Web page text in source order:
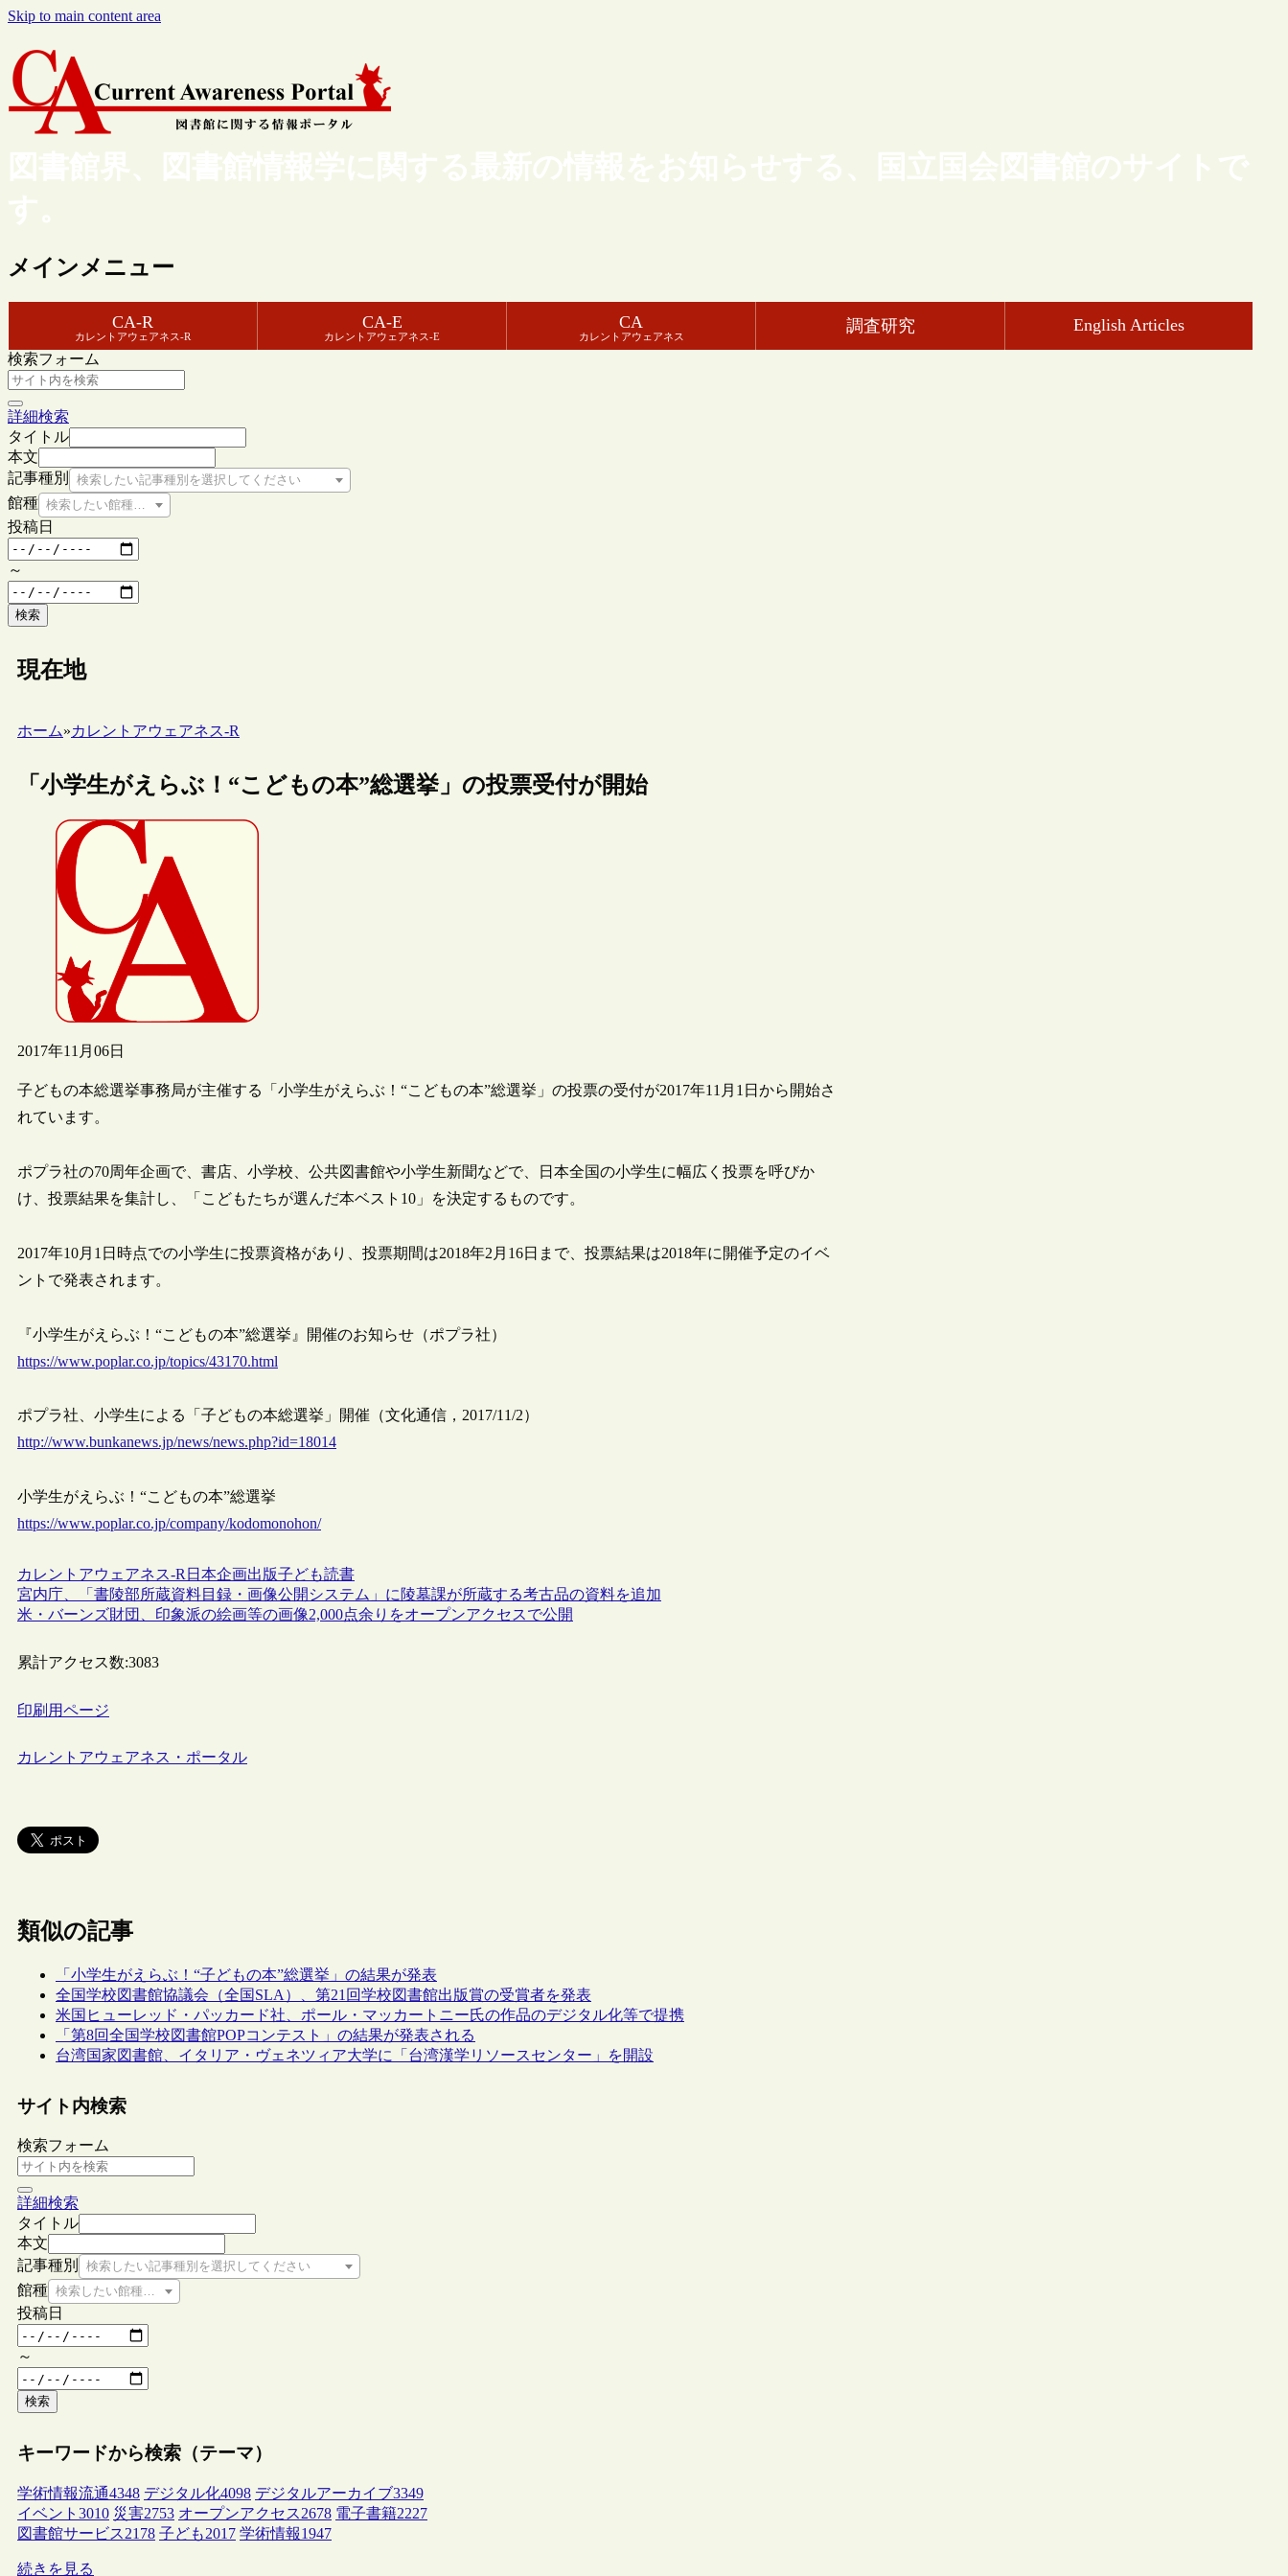
Skip to main content area
図書館界、図書館情報学に関する最新の情報をお知らせする、国立国会図書館のサイトで
す。
メインメニュー
CA-R
カレントアウェアネス-R
CA-E
カレントアウェアネス-E
CA
カレントアウェアネス
調査研究 English Articles
検索フォーム
詳細検索
タイトル
本文
記事種別
検索したい記事種別を選択してください
館種 検索したい館種を選択してください
投稿日
～
検索
現在地
ホーム»カレントアウェアネス-R
「小学生がえらぶ！“こどもの本”総選挙」の投票受付が開始
2017年11月06日
子どもの本総選挙事務局が主催する「小学生がえらぶ！“こどもの本”総選挙」の投票の受付が2017年11月1日から開始さ
れています。
ポプラ社の70周年企画で、書店、小学校、公共図書館や小学生新聞などで、日本全国の小学生に幅広く投票を呼びか
け、投票結果を集計し、「こどもたちが選んだ本ベスト10」を決定するものです。
2017年10月1日時点での小学生に投票資格があり、投票期間は2018年2月16日まで、投票結果は2018年に開催予定のイベ
ントで発表されます。
『小学生がえらぶ！“こどもの本”総選挙』開催のお知らせ（ポプラ社）
https://www.poplar.co.jp/topics/43170.html
ポプラ社、小学生による「子どもの本総選挙」開催（文化通信，2017/11/2）
http://www.bunkanews.jp/news/news.php?id=18014
小学生がえらぶ！“こどもの本”総選挙
https://www.poplar.co.jp/company/kodomonohon/
カレントアウェアネス-R 日本企画出版子ども読書
宮内庁、「書陵部所蔵資料目録・画像公開システム」に陵墓課が所蔵する考古品の資料を追加
米・バーンズ財団、印象派の絵画等の画像2,000点余りをオープンアクセスで公開
累計アクセス数:3083
印刷用ページ
カレントアウェアネス・ポータル
類似の記事
「小学生がえらぶ！“子どもの本”総選挙」の結果が発表
全国学校図書館協議会（全国SLA）、第21回学校図書館出版賞の受賞者を発表
米国ヒューレッド・パッカード社、ポール・マッカートニー氏の作品のデジタル化等で提携
「第8回全国学校図書館POPコンテスト」の結果が発表される
台湾国家図書館、イタリア・ヴェネツィア大学に「台湾漢学リソースセンター」を開設
サイト内検索
検索フォーム
詳細検索
タイトル
本文
記事種別
検索したい記事種別を選択してください
館種 検索したい館種を選択してください
投稿日
～
検索
キーワードから検索（テーマ）
学術情報流通4348 デジタル化4098 デジタルアーカイブ3349
イベント 3010 災害2753 オープンアクセス2678 電子書籍2227
図書館サービス2178 子ども2017 学術情報1947
続きを見る